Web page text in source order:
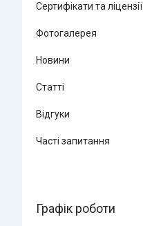
Сертифікати та ліцензії
Фотогалерея
Новини
Статті
Відгуки
Часті запитання
Графік роботи